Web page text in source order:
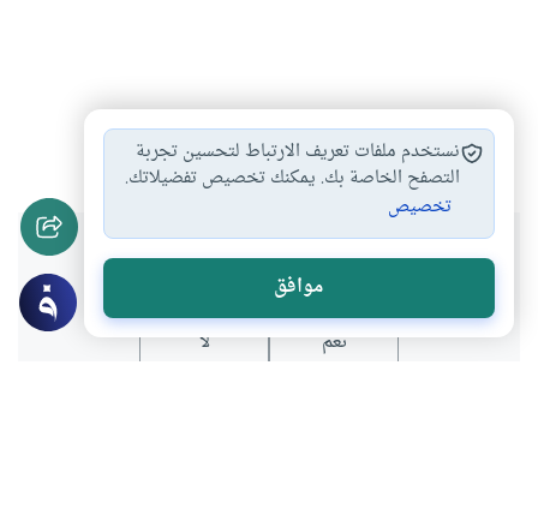
القرآن الكريم #الإيمان
هل انتفعت بهذا المحتوى؟
نعم لا
نستخدم ملفات تعريف الارتباط لتحسين تجربة
التصفح الخاصة بك. يمكنك تخصيص تفضيلاتك.
تخصيص
موافق